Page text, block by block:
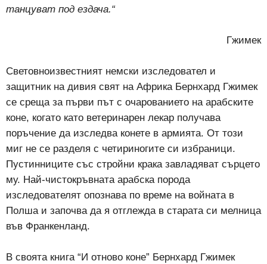
танцуват под ездача.“
Гжимек
Световноизвестният немски изследовател и
защитник на дивия свят на Африка Бернхард Гжимек
се среща за първи път с очарованието на арабските
коне, когато като ветеринарен лекар получава
поръчение да изследва конете в армията. От този
миг не се разделя с четириногите си избраници.
Пустинниците със стройни крака завладяват сърцето
му. Най-чистокръвната арабска порода
изследователят опознава по време на войната в
Полша и започва да я отглежда в старата си мелница
във Франкенланд.
В своята книга “И отново коне” Бернхард Гжимек